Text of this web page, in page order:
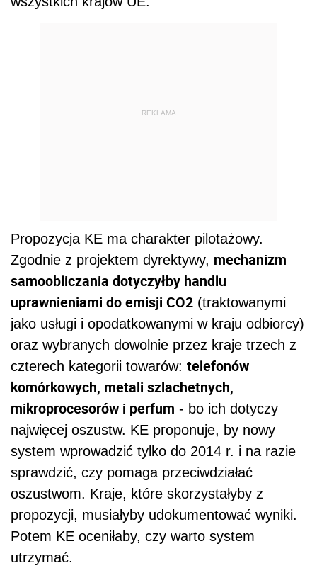
REKLAMA
Propozycja KE ma charakter pilotażowy.
Zgodnie z projektem dyrektywy, mechanizm
samoobliczania dotyczyłby handlu
uprawnieniami do emisji CO2 (traktowanymi
jako usługi i opodatkowanymi w kraju odbiorcy)
oraz wybranych dowolnie przez kraje trzech z
czterech kategorii towarów: telefonów
komórkowych, metali szlachetnych,
mikroprocesorów i perfum - bo ich dotyczy
najwięcej oszustw. KE proponuje, by nowy
system wprowadzić tylko do 2014 r. i na razie
sprawdzić, czy pomaga przeciwdziałać
oszustwom. Kraje, które skorzystałyby z
propozycji, musiałyby udokumentować wyniki.
Potem KE oceniłaby, czy warto system
utrzymać.